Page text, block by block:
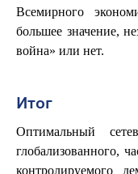
Всемирного
большее значение,
война» или нет.
Итог
Оптимальный
глобализованного,
контролируемого